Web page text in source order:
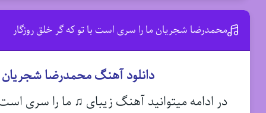
محمدرضا شجریان ما را سری است با تو که گر خلق روزگار
دانلود آهنگ محمدرضا شجریان
در ادامه میتوانید آهنگ زیبای ♫ ما را سری